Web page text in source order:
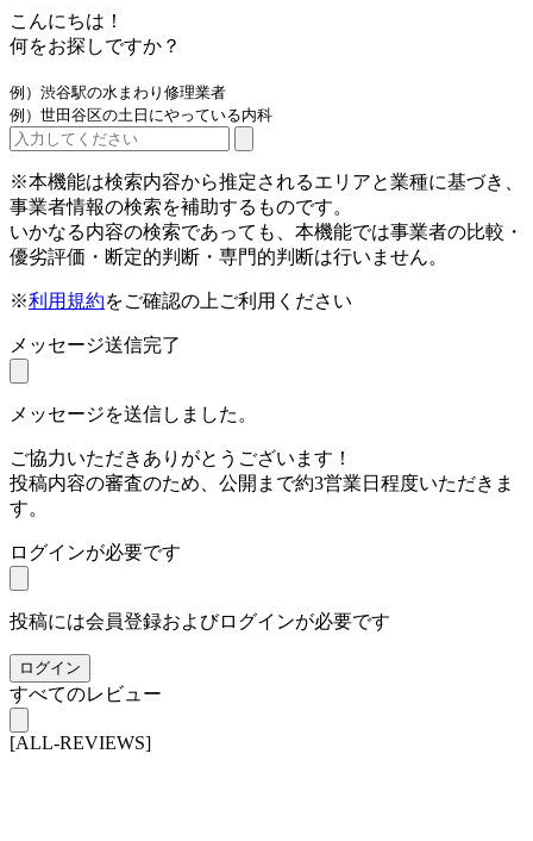
こんにちは！
何をお探しですか？
例）渋谷駅の水まわり修理業者
例）世田谷区の土日にやっている内科
※本機能は検索内容から推定されるエリアと業種に基づき、
事業者情報の検索を補助するものです。
いかなる内容の検索であっても、本機能では事業者の比較・
優劣評価・断定的判断・専門的判断は行いません。
※利用規約をご確認の上ご利用ください
メッセージ送信完了
メッセージを送信しました。
ご協力いただきありがとうございます！
投稿内容の審査のため、公開まで約3営業日程度いただきま
す。
ログインが必要です
投稿には会員登録およびログインが必要です
ログイン
すべてのレビュー
[ALL-REVIEWS]